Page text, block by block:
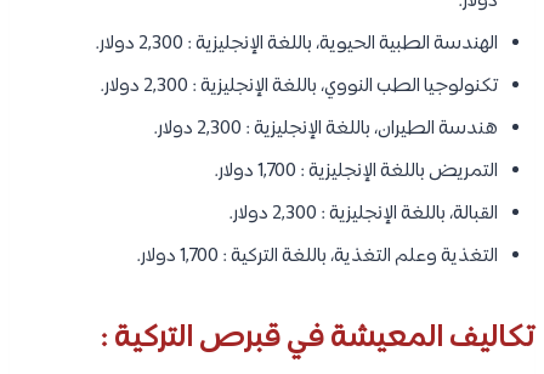
الهندسة الطبية الحيوية، باللغة الإنجليزية : 2,300 دولار.
تكنولوجيا الطب النووي، باللغة الإنجليزية : 2,300 دولار.
هندسة الطيران، باللغة الإنجليزية : 2,300 دولار.
التمريض باللغة الإنجليزية : 1,700 دولار.
القبالة، باللغة الإنجليزية : 2,300 دولار.
التغذية وعلم التغذية، باللغة التركية : 1,700 دولار.
تكاليف المعيشة في قبرص التركية :